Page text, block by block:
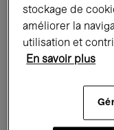
Rencontres &
Musique
Musique
stockage de
améliorer la
utilisation et
En savoir plus